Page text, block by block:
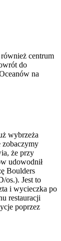
centrum
do
na
wybrzeża
zobaczymy
że przy
udowodnił
Boulders
os.). Jest to
i wycieczka po
restauracji
poprzez